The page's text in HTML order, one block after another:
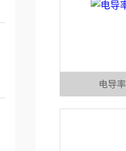
电导